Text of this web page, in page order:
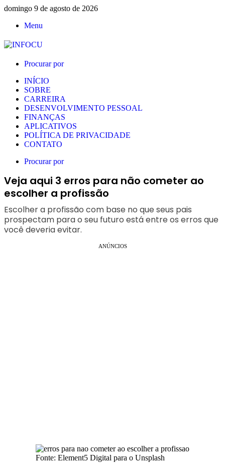
domingo 9 de agosto de 2026
Menu
Procurar por
INÍCIO
SOBRE
CARREIRA
DESENVOLVIMENTO PESSOAL
FINANÇAS
APLICATIVOS
POLÍTICA DE PRIVACIDADE
CONTATO
Procurar por
Veja aqui 3 erros para não cometer ao
escolher a profissão
Escolher a profissão com base no que seus pais
prospectam para o seu futuro está entre os erros que
você deveria evitar.
ANÚNCIOS
Fonte: Element5 Digital para o Unsplash